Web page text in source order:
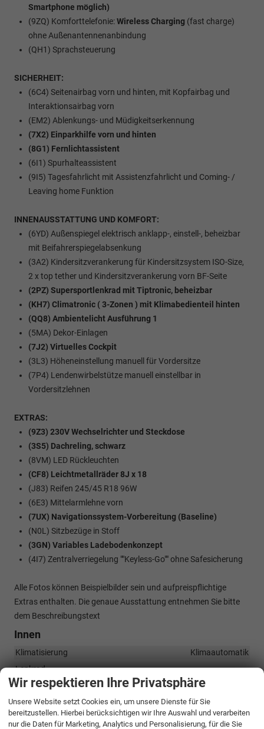
Smartphone möglich)
(9ZQ) Komforttelefonie:Wireless Charging (fast charge)
ohne Außenantennenanbindung
(QH1) Sprachsteuerung
SICHERHEIT:
(6C4) Seitenairbag vorn und hinten, mit Kopfairbag und
Interaktionsairbag vorn
(EM2) Ablenkungs- und Müdigkeitserkennung
(7X2) Einparkhilfe vorn und hinten
(8G1) Fernlichtassistent
(6I1) Spurhalteassistent
(9I5) Tagesfahrlicht mit Assistenzfahrlicht und Coming- /
Leaving home Funktion
INNENAUSSTATTUNG UND KOMFORT:
(6YD) Außenspiegel elektrisch anklapp-, einstell-, beheizbar
mit Beifahrerspiegelabsenkung
(3A2) Kindersitzverankerung für Kindersitzsystem ISO-Size,
2 x top tether und Kindersitzverankerung vorn BF-Seite
(2PZ) Supersportlenkrad mit Tiptronic, beheizbar
(KH7) Climatronic ( 3-Zonen ) mit Klimabedienteil hinten
(QQ8) Ambientelicht Ausführung 1
(5MA) Dekor-Einlagen
(7J2) Virtuelles Cockpit
(3L3) Höheneinstellung manuell für Vordersitze
(7P4) Lendenwirbelstütze manuell einstellbar in
Vordersitzlehnen
EXTRAS:
(9Z3) 230V Wechselrichter und Steckdose
(3S5) Dachreling, schwarz
(8VM) LED Rückleuchten
(CF8) Leichtmetallräder 8J x 18
(J83) Reifen 245/45 R18 96W
(6E3) Mittelarmlehne vorn
(7UX) Navigationssystem-Vorbereitung (Baseline)
(N0L) Sitzbezüge in Stoff
(3GN) Variables Ladebodenkonzept
(4I7) Zentralverriegelung ""Keyless-Go"" ohne Safesicherung
Alle Fotos können Beispielbilder sein und aufpreispflichtige
Extras enthalten. Die genaue Ausstattung entnehmen Sie bitte
dem Beschreibungstext
Innen
Klimatisierung
Klimaautomatik
Lenkrad
in Leder, höhenverstellbar, mit Multifunktionen, mit
Lenkradheizung, mit Schaltwippen
Sitze
Isofix (Kindersitzbefestigung), Sitzheizung, Sportsitze, Isofix
Wir respektieren Ihre Privatsphäre
Unsere Website setzt Cookies ein, um unsere Dienste für Sie
bereitzustellen. Hierbei berücksichtigen wir Ihre Auswahl und verarbeiten
nur die Daten für Marketing, Analytics und Personalisierung, für die Sie